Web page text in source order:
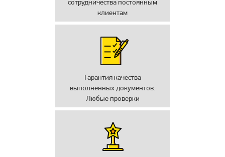
сотрудничества постоянным
клиентам
Гарантия качества
выполненных документов.
Любые проверки